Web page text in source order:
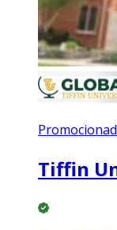
Tiffin